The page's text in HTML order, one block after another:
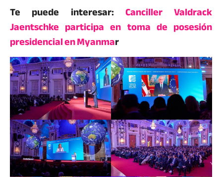
Te puede interesar: Canciller Valdrack
Jaentschke participa en toma de posesión
presidencial en Myanmar